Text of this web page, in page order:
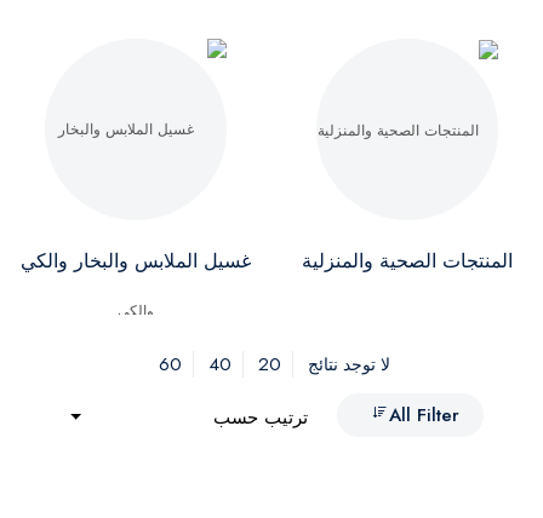
المنتجات الصحية والمنزلية غسيل الملابس والبخار والكي
لا توجد نتائج 20
40
60
All Filter
ترتيب حسب